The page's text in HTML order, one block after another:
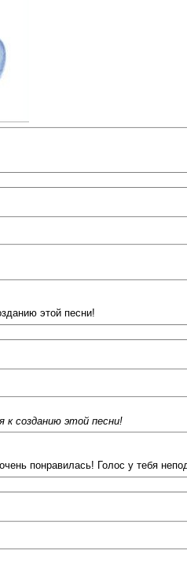
этой песни!
к созданию этой песни!
понравилась! Голос у тебя